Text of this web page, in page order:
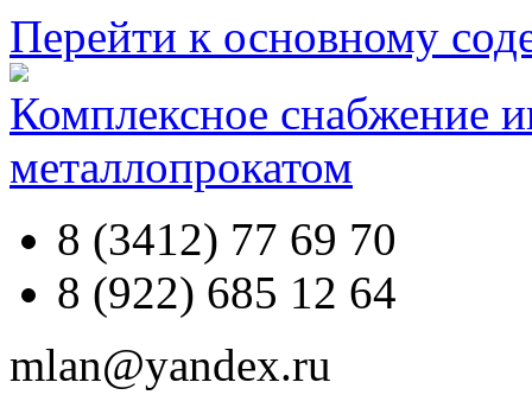
Перейти к основному
Комплексное снабжение
металлопрокатом
8 (3412) 77 69 70
8 (922) 685 12 64
mlan@yandex.ru